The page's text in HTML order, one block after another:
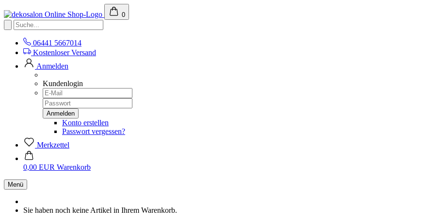
0
06441 5667014
Kostenloser Versand
Anmelden
Kundenlogin
Konto erstellen
Passwort vergessen?
Merkzettel
0,00 EUR Warenkorb
Menü
Sie haben noch keine Artikel in Ihrem Warenkorb.